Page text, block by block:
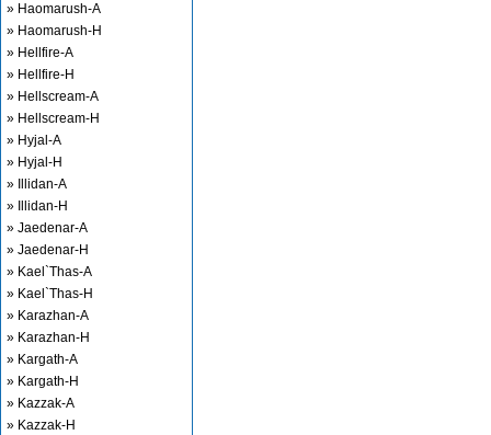
» Haomarush-A
» Haomarush-H
» Hellfire-A
» Hellfire-H
» Hellscream-A
» Hellscream-H
» Hyjal-A
» Hyjal-H
» Illidan-A
» Illidan-H
» Jaedenar-A
» Jaedenar-H
» Kael`Thas-A
» Kael`Thas-H
» Karazhan-A
» Karazhan-H
» Kargath-A
» Kargath-H
» Kazzak-A
» Kazzak-H